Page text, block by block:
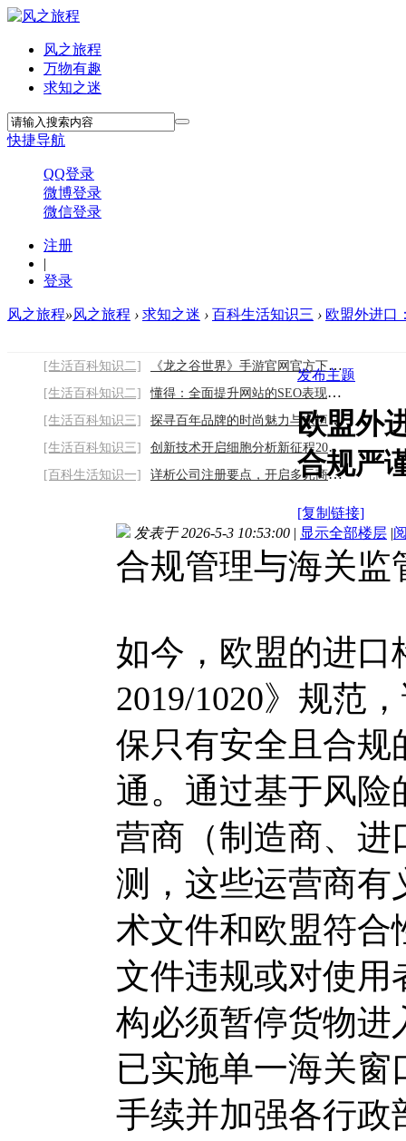
风之旅程
万物有趣
求知之迷
快捷导航
QQ登录
微博登录
微信登录
注册
|
登录
风之旅程»风之旅程 › 求知之迷 › 百科生活知识三 › 欧盟外进口
[生活百科知识二]
《龙之谷世界》手游官网官方下载链接：开启
[生活百科知识二]
懂得：全面提升网站的SEO表现，从首页到内
[生活百科知识三]
探寻百年品牌的时尚魅力与永恒经典2026/8/6
[生活百科知识三]
创新技术开启细胞分析新征程2026/8/6
[百科生活知识一]
详析公司注册要点，开启多元商业之旅2026/8
发布主题
欧盟外
合规严
[复制链接]
发表于 2026-5-3 10:53:00 | 显示全部楼层 |
合规管理与海关监
如今，欧盟的进口
2019/1020》规范
保只有安全且合规
通。通过基于风险
营商（制造商、进
测，这些运营商有
术文件和欧盟符合
文件违规或对使用
构必须暂停货物进
已实施单一海关窗
手续并加强各行政